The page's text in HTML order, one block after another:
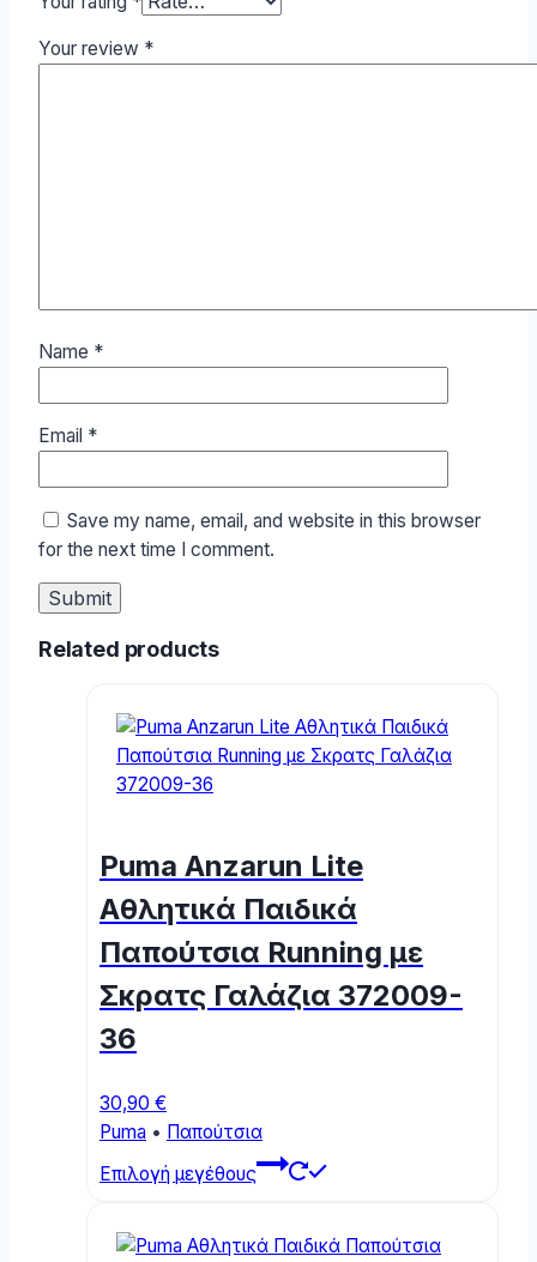
Your review *
Name *
Email *
Save my name, email, and website in this browser
for the next time I comment.
Related products
Puma Anzarun Lite
Αθλητικά Παιδικά
Παπούτσια Running με
Σκρατς Γαλάζια 372009-
36
30,90 €
Puma • Παπούτσια
Επιλογή μεγέθους
This
multiple